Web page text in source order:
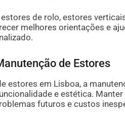
de rolo, estores
melhores orientações e
de Estores
estores em Lisboa, a
e estética.
futuros e custos